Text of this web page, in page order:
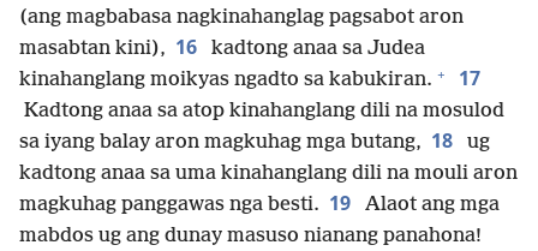
(ang magbabasa nagkinahanglag pagsabot aron
masabtan kini), 16
kadtong anaa sa Judea
kinahanglang moikyas ngadto sa kabukiran. + 17
Kadtong anaa sa atop kinahanglang dili na mosulod
sa iyang balay aron magkuhag mga butang, 18
ug
kadtong anaa sa uma kinahanglang dili na mouli aron
magkuhag panggawas nga besti. 19
Alaot ang mga
mabdos ug ang dunay masuso nianang panahona!